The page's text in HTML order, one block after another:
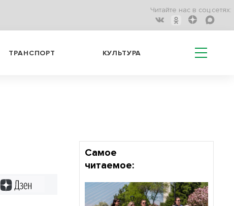
Читайте нас в соц.сетях:
ТРАНСПОРТ КУЛЬТУРА
Самое
читаемое: